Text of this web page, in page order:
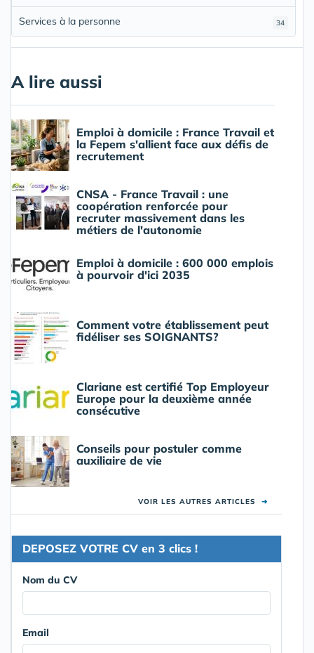
34
Services à la personne
A lire aussi
Emploi à domicile : France Travail et
la Fepem s'allient face aux défis de
recrutement
CNSA - France Travail : une
coopération renforcée pour
recruter massivement dans les
métiers de l'autonomie
Emploi à domicile : 600 000 emplois
à pourvoir d'ici 2035
Comment votre établissement peut
fidéliser ses SOIGNANTS?
Clariane est certifié Top Employeur
Europe pour la deuxième année
consécutive
Conseils pour postuler comme
auxiliaire de vie
VOIR LES AUTRES ARTICLES ➜
DEPOSEZ VOTRE CV en 3 clics !
Nom du CV
Email